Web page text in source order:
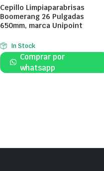
Cepillo Limpiaparabrisas
Boomerang 26 Pulgadas
650mm, marca Unipoint
In Stock
Comprar por
whatsapp